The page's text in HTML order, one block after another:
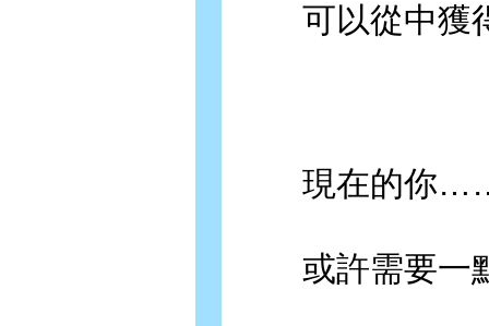
可以從中獲
現在的你
或許需要一